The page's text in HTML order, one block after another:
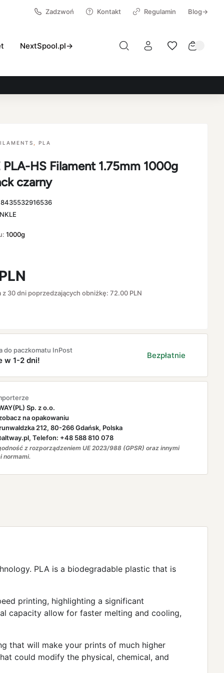
Zadzwoń Kontakt Regulamin Blog→
NextSpool.pl→
PLA
PLA-HS Filament 1.75mm 1000g
czarny
8435532916536
1000g
z 30 dni poprzedzających obniżkę: 72.00PLN
do paczkomatu InPost
w 1-2 dni!
Bezpłatnie
Sp. z o.o.
na opakowaniu
212, 80-266 Gdańsk, Polska
Telefon: +48 588 810 078
z rozporządzeniem UE 2023/988 (GPSR) oraz innymi
normami.
PLA is a biodegradable plastic that is
printing, highlighting a significant
capacity allow for faster melting and cooling,
that will make your prints of much higher
could modify the physical, chemical, and